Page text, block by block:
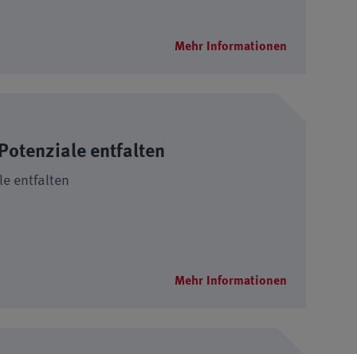
Mehr Informationen
entfalten
entfalten
Mehr Informationen